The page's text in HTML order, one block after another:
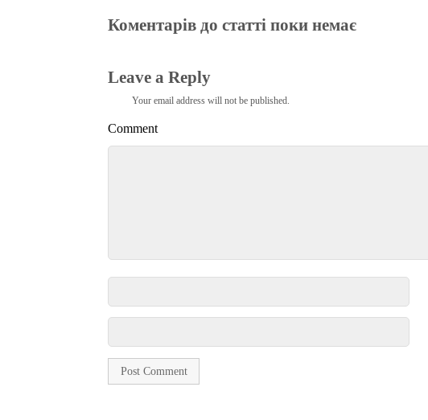
Коментарів до статті поки немає
Leave a Reply
Your email address will not be published.
Comment